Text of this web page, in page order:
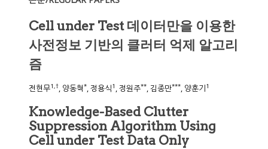
Cell under Test 데이터만을 이용한
사전정보 기반의 클러터 억제 알고리
즘
전현무1,†, 양동혁*, 정용식1 , 정원주**, 김종만***, 양훈기1
Knowledge-Based Clutter
Suppression Algorithm Using
Cell under Test Data Only